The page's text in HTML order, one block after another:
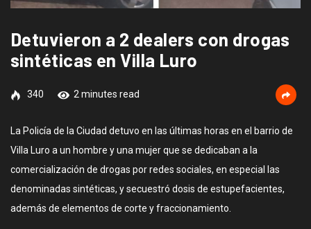
Detuvieron a 2 dealers con drogas
sintéticas en Villa Luro
340 2 minutes read
La Policía de la Ciudad detuvo en las últimas horas en el barrio de
Villa Luro a un hombre y una mujer que se dedicaban a la
comercialización de drogas por redes sociales, en especial las
denominadas sintéticas, y secuestró dosis de estupefacientes,
además de elementos de corte y fraccionamiento.